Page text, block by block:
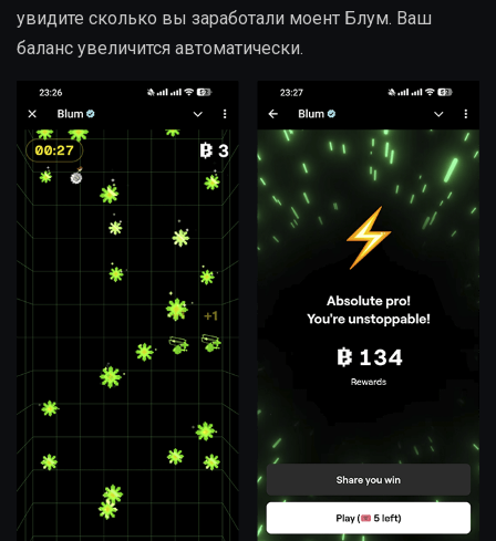
увидите сколько вы заработали моент Блум. Ваш
баланс увеличится автоматически.